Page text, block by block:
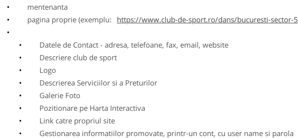
mentenanta
pagina proprie (exemplu:
https://www.club-de-sport.ro/dans/bucuresti-sector-5
Datele de Contact - adresa, telefoane, fax, email, website
Descriere club de sport
Logo
Descrierea Serviciilor si a Preturilor
Galerie Foto
Pozitionare pe Harta Interactiva
Link catre propriul site
Gestionarea informatiilor promovate, printr-un cont, cu user name si parola